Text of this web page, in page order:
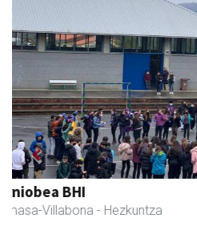
Eizmendi ile-apaindegia
Amasa-Villabona - Ile-apaindegiak
Previous